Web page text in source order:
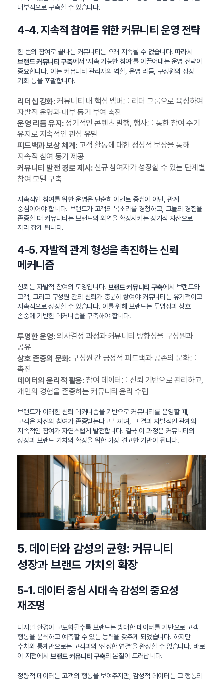
내부적으로 구축할 수 있습니다.
4-4. 지속적 참여를 위한 커뮤니티 운영 전략
한 번의 참여로 끝나는 커뮤니티는 오래 지속될 수 없습니다. 따라서
브랜드 커뮤니티 구축에서 ‘지속 가능한 참여’를 이끌어내는 운영 전략이
중요합니다. 이는 커뮤니티 관리자의 역할, 운영 리듬, 구성원의 성장
기회 등을 포괄합니다.
리더십 강화:커뮤니티 내 핵심 멤버를 리더 그룹으로 육성하여
자발적 운영과 내부 동기 부여 촉진
운영 리듬 유지:정기적인 콘텐츠 발행, 행사를 통한 참여 주기
유지로 지속적인 관심 유발
피드백과 보상 체계:고객 활동에 대한 정성적 보상을 통해
지속적 참여 동기 제공
커뮤니티 발전 경로 제시:신규 참여자가 성장할 수 있는 단계별
참여 모델 구축
지속적인 참여를 위한 운영은 단순히 이벤트 중심이 아닌, 관계
중심이어야 합니다. 브랜드가 고객의 목소리를 경청하고, 그들의 경험을
존중할 때 커뮤니티는 브랜드의 외연을 확장시키는 장기적 자산으로
자리 잡게 됩니다.
4-5. 자발적 관계 형성을 촉진하는 신뢰
메커니즘
신뢰는 자발적 참여의 토양입니다. 브랜드 커뮤니티 구축에서 브랜드와
고객, 그리고 구성원 간의 신뢰가 충분히 쌓여야 커뮤니티는 유기적이고
지속적으로 성장할 수 있습니다. 이를 위해 브랜드는 투명성과 상호
존중에 기반한 메커니즘을 구축해야 합니다.
투명한 운영:의사결정 과정과 커뮤니티 방향성을 구성원과
공유
상호 존중의 문화:구성원 간 긍정적 피드백과 공존의 문화를
촉진
데이터의 윤리적 활용:참여 데이터를 신뢰 기반으로 관리하고,
개인의 경험을 존중하는 커뮤니티 윤리 수립
브랜드가 이러한 신뢰 메커니즘을 기반으로 커뮤니티를 운영할 때,
고객은 자신의 참여가 존중받는다고 느끼며, 그 결과 자발적인 관계와
지속적인 참여가 자연스럽게 발전합니다. 결국 이 과정은 커뮤니티의
성장과 브랜드 가치의 확장을 위한 가장 견고한 기반이 됩니다.
5. 데이터와 감성의 균형: 커뮤니티
성장과 브랜드 가치의 확장
5-1. 데이터 중심 시대 속 감성의 중요성
재조명
디지털 환경이 고도화될수록 브랜드는 방대한 데이터를 기반으로 고객
행동을 분석하고 예측할 수 있는 능력을 갖추게 되었습니다. 하지만
수치와 통계만으로는 고객과의 ‘진정한 연결’을 완성할 수 없습니다. 바로
이 지점에서 브랜드 커뮤니티 구축의 본질이 드러납니다.
정량적 데이터는 고객의 행동을 보여주지만, 감성적 데이터는 그 행동의